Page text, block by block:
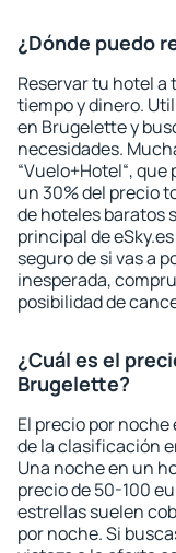
¿Dónde puedo
Reservar tu hotel a
tiempo y dinero.
en Brugelette y
necesidades.
“Vuelo+Hotel“,
un 30% del precio
de hoteles baratos
principal de
seguro de si vas a
inesperada,
posibilidad de
¿Cuál es el
Brugelette?
El precio por
de la clasificación
Una noche en un
precio de 50-100
estrellas suelen
por noche. Si